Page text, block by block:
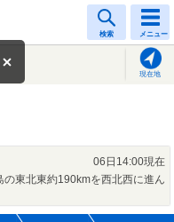
検索 メニュー
現在地
06日14:00現在
東北東約190kmを西北西に進ん